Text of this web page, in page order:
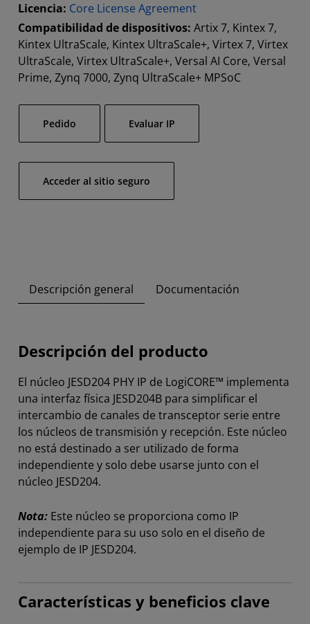
Licencia: Core License Agreement
Compatibilidad de dispositivos: Artix 7, Kintex 7,
Kintex UltraScale, Kintex UltraScale+, Virtex 7, Virtex
UltraScale, Virtex UltraScale+, Versal AI Core, Versal
Prime, Zynq 7000, Zynq UltraScale+ MPSoC
Pedido Evaluar IP
Acceder al sitio seguro
Descripción general Documentación
Descripción del producto
El núcleo JESD204 PHY IP de LogiCORE™ implementa
una interfaz física JESD204B para simplificar el
intercambio de canales de transceptor serie entre
los núcleos de transmisión y recepción. Este núcleo
no está destinado a ser utilizado de forma
independiente y solo debe usarse junto con el
núcleo JESD204.
Nota: Este núcleo se proporciona como IP
independiente para su uso solo en el diseño de
ejemplo de IP JESD204.
Características y beneficios clave